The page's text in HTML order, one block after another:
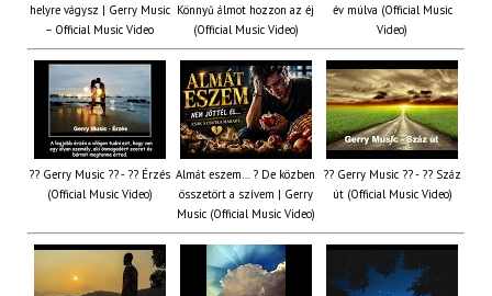
helyre vágysz | Gerry Music
– Official Music Video
Könnyű álmot hozzon az éj
(Official Music Video)
év múlva (Official Music
Video)
?? Gerry Music ?? - ?? Érzés
(Official Music Video)
Almát eszem… ? De közben
összetört a szívem | Gerry
Music (Official Music Video)
?? Gerry Music ?? - ?? Száz
út (Official Music Video)